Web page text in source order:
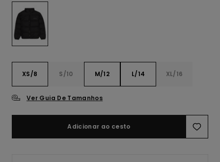
XS/8 S/10 M/12 L/14 XL/16
Ver Guia De Tamanhos
Adicionar ao cesto